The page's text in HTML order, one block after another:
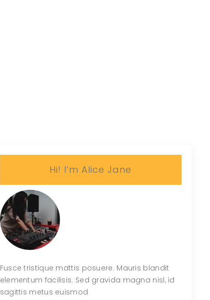
Hi! I’m Alice Jane
Fusce tristique mattis posuere. Mauris blandit
elementum facilisis. Sed gravida magna nisl, id
sagittis metus euismod